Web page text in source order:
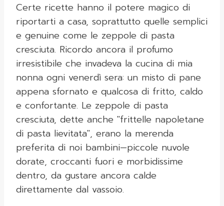
Certe ricette hanno il potere magico di
riportarti a casa, soprattutto quelle semplici
e genuine come le zeppole di pasta
cresciuta. Ricordo ancora il profumo
irresistibile che invadeva la cucina di mia
nonna ogni venerdì sera: un misto di pane
appena sfornato e qualcosa di fritto, caldo
e confortante. Le zeppole di pasta
cresciuta, dette anche "frittelle napoletane
di pasta lievitata", erano la merenda
preferita di noi bambini—piccole nuvole
dorate, croccanti fuori e morbidissime
dentro, da gustare ancora calde
direttamente dal vassoio.